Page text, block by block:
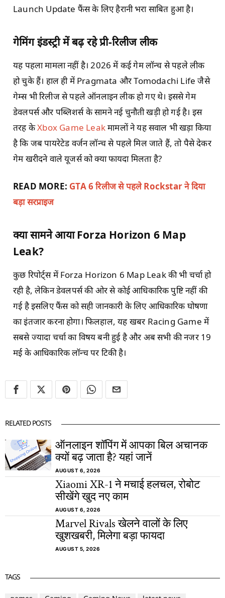
Launch Update फैंस के लिए हैरानी भरा साबित हुआ है।
गेमिंग इंडस्ट्री में बढ़ रहे प्री-रिलीज लीक
यह पहला मामला नहीं है। 2026 में कई गेम लॉन्च से पहले लीक
हो चुके हैं। हाल ही में Pragmata और Tomodachi Life जैसे
गेम्स भी रिलीज से पहले ऑनलाइन लीक हो गए थे। इससे गेम
डेवलपर्स और पब्लिशर्स के सामने नई चुनौती खड़ी हो गई है। इस
तरह केXbox Game Leakमामलों ने यह सवाल भी खड़ा किया
है कि जब पायरेटेड वर्जन लॉन्च से पहले मिल जाते हैं, तो पैसे देकर
गेम खरीदने वाले यूजर्स को क्या फायदा मिलता है?
READ MORE: GTA 6 रिलीज से पहले Rockstar ने दिया
बड़ा सरप्राइज
क्या सामने आया Forza Horizon 6 Map
Leak?
कुछ रिपोर्ट्स में Forza Horizon 6 Map Leak की भी चर्चा हो
रही है, लेकिन डेवलपर्स की ओर से कोई आधिकारिक पुष्टि नहीं की
गई है इसलिए फैंस को सही जानकारी के लिए आधिकारिक घोषणा
का इंतजार करना होगा। फिलहाल, यह खबर Racing Game में
सबसे ज्यादा चर्चा का विषय बनी हुई है और अब सभी की नजर 19
मई के आधिकारिक लॉन्च पर टिकी है।
RELATED POSTS
ऑनलाइन शॉपिंग में आपका बिल अचानक
क्यों बढ़ जाता है? यहां जानें
AUGUST 6, 2026
Xiaomi XR-1 ने मचाई हलचल, रोबोट
सीखेंगे खुद नए काम
AUGUST 6, 2026
Marvel Rivals खेलने वालों के लिए
खुशखबरी, मिलेगा बड़ा फायदा
AUGUST 5, 2026
TAGS